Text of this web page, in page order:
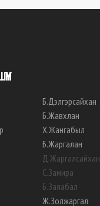
Б.Дэлгэрсайхан
Б.Жавхлан
Х.Жангабыл
Б.Жаргалан
Д.Жаргалсайхан
С.Замира
Б.Заяабал
Ж.Золжаргал